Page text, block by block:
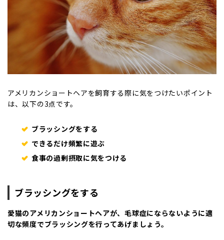
アメリカンショートヘアを飼育する際に気をつけたいポイント
は、以下の3点です。
ブラッシングをする
できるだけ頻繁に遊ぶ
食事の過剰摂取に気をつける
ブラッシングをする
愛猫のアメリカンショートヘアが、毛球症にならないように適
切な頻度でブラッシングを行ってあげましょう。